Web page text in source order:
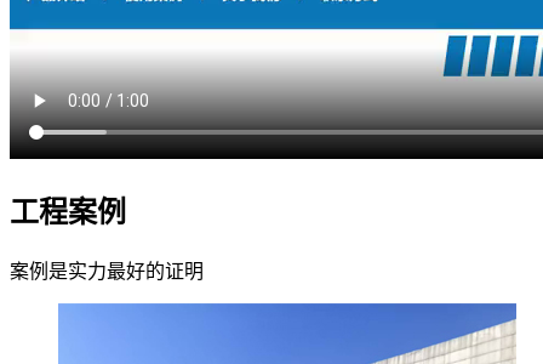
工程案例
案例是实力最好的证明